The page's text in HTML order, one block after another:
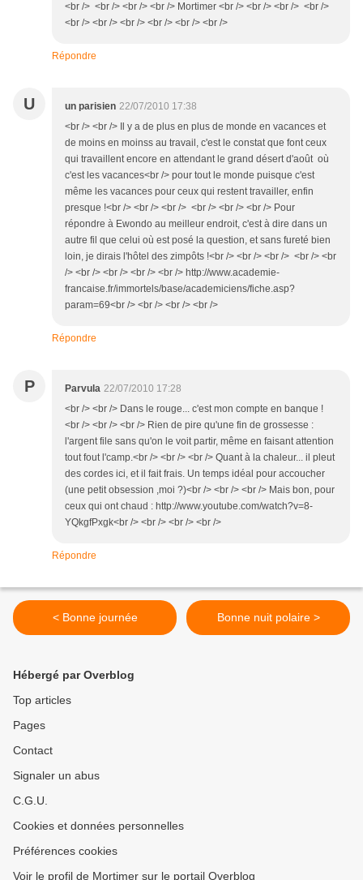
<br /> <br /> <br /> <br /> Mortimer <br /> <br /> <br /> <br />
<br /> <br /> <br /> <br /> <br /> <br />
Répondre
U un parisien 22/07/2010 17:38
<br /> <br /> Il y a de plus en plus de monde en vacances et
de moins en moinss au travail, c'est le constat que font ceux
qui travaillent encore en attendant le grand désert d'août où
c'est les vacances<br /> pour tout le monde puisque c'est
même les vacances pour ceux qui restent travailler, enfin
presque !<br /> <br /> <br /> <br /> <br /> <br /> Pour
répondre à Ewondo au meilleur endroit, c'est à dire dans un
autre fil que celui où est posé la question, et sans fureté bien
loin, je dirais l'hôtel des zimpôts !<br /> <br /> <br /> <br /> <br
/> <br /> <br /> <br /> <br /> http://www.academie-
francaise.fr/immortels/base/academiciens/fiche.asp?
param=69<br /> <br /> <br /> <br />
Répondre
P Parvula 22/07/2010 17:28
<br /> <br /> Dans le rouge... c'est mon compte en banque !
<br /> <br /> <br /> Rien de pire qu'une fin de grossesse :
l'argent file sans qu'on le voit partir, même en faisant attention
tout fout l'camp.<br /> <br /> <br /> Quant à la chaleur... il pleut
des cordes ici, et il fait frais. Un temps idéal pour accoucher
(une petit obsession ,moi ?)<br /> <br /> <br /> Mais bon, pour
ceux qui ont chaud : http://www.youtube.com/watch?v=8-
YQkgfPxgk<br /> <br /> <br /> <br />
Répondre
< Bonne journée Bonne nuit polaire >
Hébergé par Overblog
Top articles
Pages
Contact
Signaler un abus
C.G.U.
Cookies et données personnelles
Préférences cookies
Voir le profil de Mortimer sur le portail Overblog